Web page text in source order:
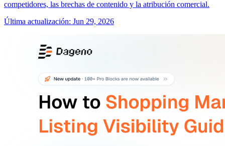
competidores, las brechas de contenido y la atribución comercial.
Última actualización: Jun 29, 2026